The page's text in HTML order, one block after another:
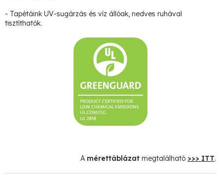
- Tapétáink UV-sugárzás és víz állóak, nedves ruhával
tisztíthatók.
A mérettáblázat megtalálható >>> ITT.